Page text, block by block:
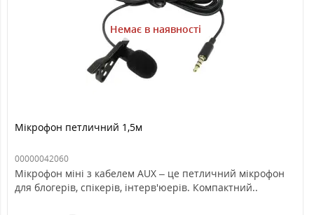
Немає в наявності
Мікрофон петличний 1,5м
00000042060
Мікрофон міні з кабелем AUX – це петличний мікрофон
для блогерів, спікерів, інтерв'юерів. Компактний..